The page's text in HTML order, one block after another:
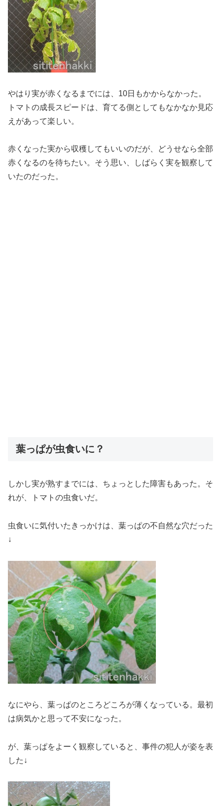
やはり実が赤くなるまでには、10日もかからなかった。
トマトの成長スピードは、育てる側としてもなかなか見応
えがあって楽しい。
赤くなった実から収穫してもいいのだが、どうせなら全部
赤くなるのを待ちたい。そう思い、しばらく実を観察して
いたのだった。
葉っぱが虫食いに？
しかし実が熟すまでには、ちょっとした障害もあった。そ
れが、トマトの虫食いだ。
虫食いに気付いたきっかけは、葉っぱの不自然な穴だった
↓
なにやら、葉っぱのところどころが薄くなっている。最初
は病気かと思って不安になった。
が、葉っぱをよーく観察していると、事件の犯人が姿を表
した↓